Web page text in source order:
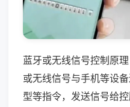
蓝牙或无线信号控制原
或无线信号与手机等设
型等指令，发送信号给